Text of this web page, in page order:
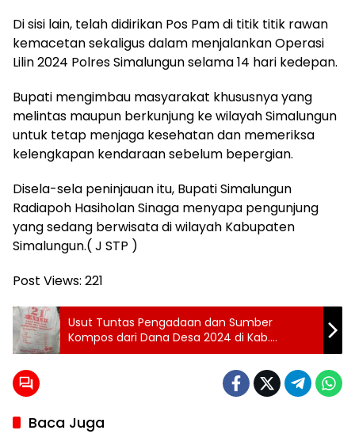
Di sisi lain, telah didirikan Pos Pam di titik titik rawan
kemacetan sekaligus dalam menjalankan Operasi
Lilin 2024 Polres Simalungun selama 14 hari kedepan.
Bupati mengimbau masyarakat khususnya yang
melintas maupun berkunjung ke wilayah Simalungun
untuk tetap menjaga kesehatan dan memeriksa
kelengkapan kendaraan sebelum bepergian.
Disela-sela peninjauan itu, Bupati Simalungun
Radiapoh Hasiholan Sinaga menyapa pengunjung
yang sedang berwisata di wilayah Kabupaten
Simalungun.( J STP )
Post Views: 221
Usut Tuntas Pengadaan dan Sumber
Kompos dari Dana Desa 2024 di Kab.
Simalungun, Diduga Kompos Hanya Label
Baca Juga